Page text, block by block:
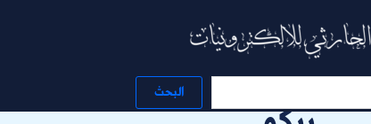
البحث